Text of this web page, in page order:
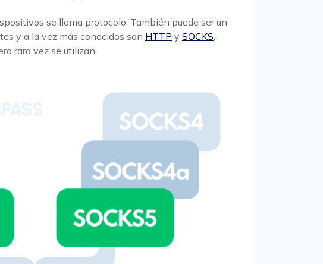
se llama protocolo. También puede ser un
y a la vez más conocidos son HTTP y SOCKS
rara vez se utilizan.